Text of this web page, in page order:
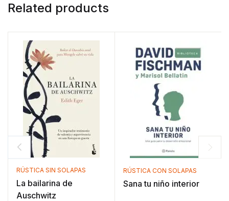
Related products
RÚSTICA SIN SOLAPAS
La bailarina de
Auschwitz
RÚSTICA CON SOLAPAS
Sana tu niño interior